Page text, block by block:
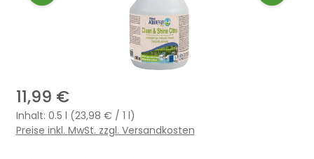
11,99 €
Inhalt: 0.5 l (23,98 € / 1 l)
Preise inkl. MwSt. zzgl. Versandkosten